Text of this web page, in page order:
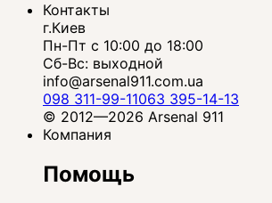
Контакты
г.Киев
Пн-Пт с 10:00 до 18:00
Сб-Вс: выходной
info@arsenal911.com.ua
098 311-99-11063 395-14-13
© 2012—2026 Arsenal 911
Компания
Помощь